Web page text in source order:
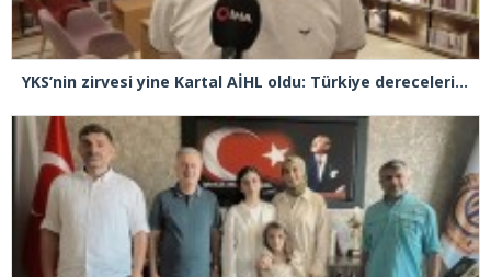
YKS’nin zirvesi yine Kartal AİHL oldu: Türkiye dereceleri peş peşe geldi, başarının sırrını anlattılar